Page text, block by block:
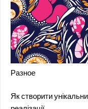
Разное
Як створити